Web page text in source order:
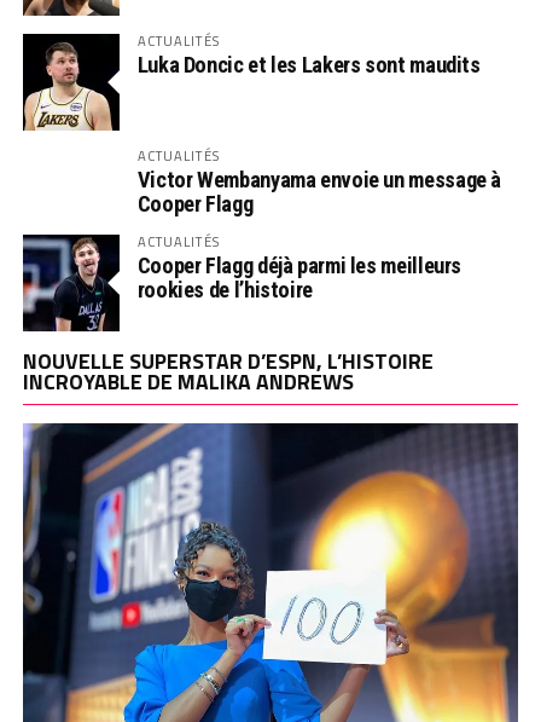
ACTUALITÉS
Luka Doncic et les Lakers sont maudits
ACTUALITÉS
Victor Wembanyama envoie un message à
Cooper Flagg
ACTUALITÉS
Cooper Flagg déjà parmi les meilleurs
rookies de l’histoire
NOUVELLE SUPERSTAR D’ESPN, L’HISTOIRE
INCROYABLE DE MALIKA ANDREWS